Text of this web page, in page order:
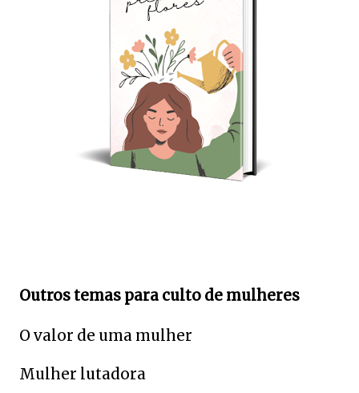
Outros temas para culto de mulheres
O valor de uma mulher
Mulher lutadora